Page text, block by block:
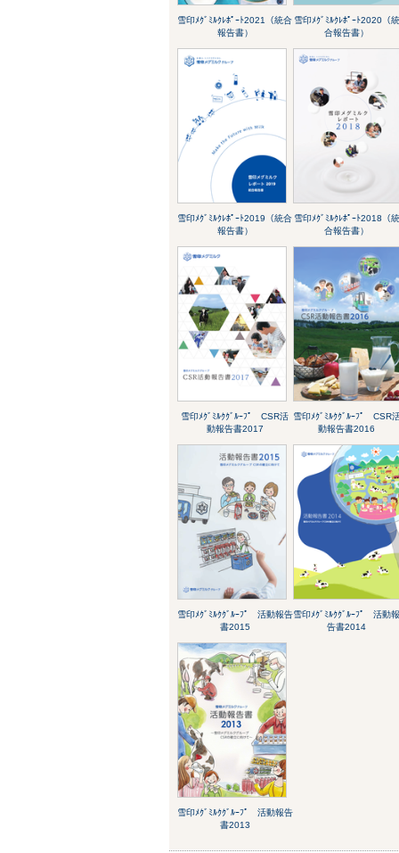
雪印ﾒｸﾞﾐﾙｸﾚﾎﾟｰﾄ2021（統合
報告書）
雪印ﾒｸﾞﾐﾙｸﾚﾎﾟｰﾄ2020（統
合報告書）
雪印ﾒｸﾞﾐﾙｸﾚﾎﾟｰﾄ2019（統合
報告書）
雪印ﾒｸﾞﾐﾙｸﾚﾎﾟｰﾄ2018（統
合報告書）
雪印ﾒｸﾞﾐﾙｸｸﾞﾙｰﾌﾟ CSR活
動報告書2017
雪印ﾒｸﾞﾐﾙｸｸﾞﾙｰﾌﾟ CSR
動報告書2016
雪印ﾒｸﾞﾐﾙｸｸﾞﾙｰﾌﾟ 活動報告
書2015
雪印ﾒｸﾞﾐﾙｸｸﾞﾙｰﾌﾟ 活動
告書2014
雪印ﾒｸﾞﾐﾙｸｸﾞﾙｰﾌﾟ 活動報告
書2013